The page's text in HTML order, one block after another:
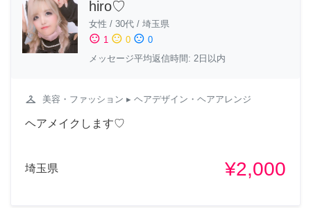
hiro♡
女性 / 30代 / 埼玉県
sentiment_satisfied 1 sentiment_neutral 0 sentiment_dissatisfied 0
メッセージ平均返信時間: 2日以内
checkroom 美容・ファッション ▸ ヘアデザイン・ヘアアレンジ
ヘアメイクします♡
埼玉県 ¥2,000